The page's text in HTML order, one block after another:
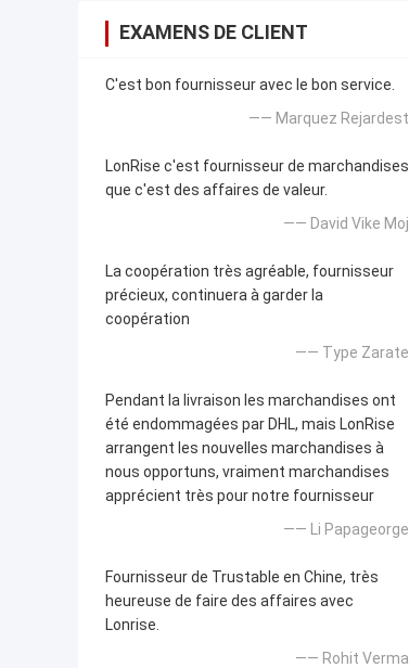
EXAMENS DE CLIENT
C'est bon fournisseur avec le bon service.
—— Marquez Rejardest
LonRise c'est fournisseur de marchandises
que c'est des affaires de valeur.
—— David Vike Moj
La coopération très agréable, fournisseur
précieux, continuera à garder la
coopération
—— Type Zarate
Pendant la livraison les marchandises ont
été endommagées par DHL, mais LonRise
arrangent les nouvelles marchandises à
nous opportuns, vraiment marchandises
apprécient très pour notre fournisseur
—— Li Papageorge
Fournisseur de Trustable en Chine, très
heureuse de faire des affaires avec
Lonrise.
—— Rohit Verma